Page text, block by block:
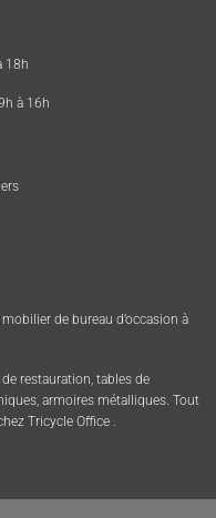
18h
à 16h
de bureau d’occasion à
restauration, tables de
armoires métalliques. Tout
Tricycle Office .